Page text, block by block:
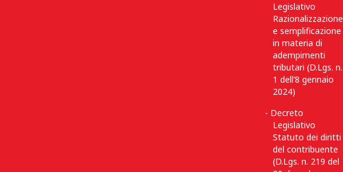
Legislativo
Razionalizzazione
e semplificazione
in materia di
adempimenti
tributari (D.Lgs. n.
1 dell’8 gennaio
2024)
Decreto
Legislativo
Statuto dei diritti
del contribuente
(D.Lgs. n. 219 del